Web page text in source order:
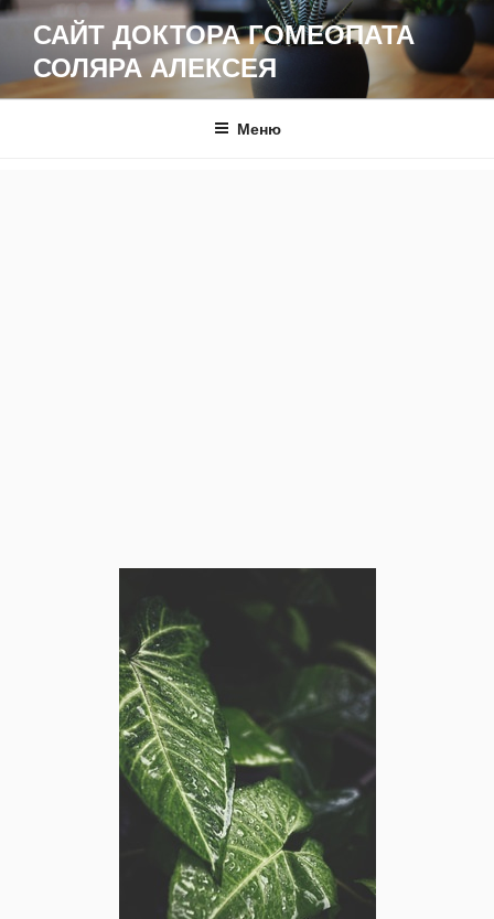
Перейти
содержимому
САЙТ ДОКТОРА ГОМЕОПАТА
СОЛЯРА АЛЕКСЕЯ
Меню